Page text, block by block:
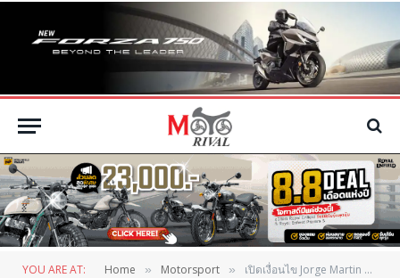
YOU ARE AT: Home » Motorsport » เปิดเงื่อนไข Jorge Martin แชมป์โลก 2024 MotoGP วันนี้